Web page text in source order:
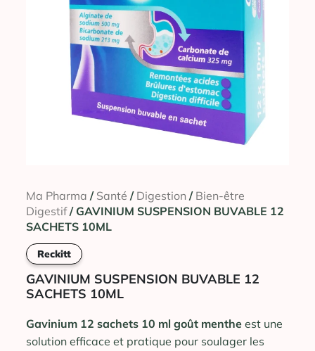
Ma Pharma / Santé / Digestion / Bien-être
Digestif/ GAVINIUM SUSPENSION BUVABLE 12
SACHETS 10ML
Reckitt
GAVINIUM SUSPENSION BUVABLE 12
SACHETS 10ML
Gavinium 12 sachets 10 ml goût menthe est une
solution efficace et pratique pour soulager les